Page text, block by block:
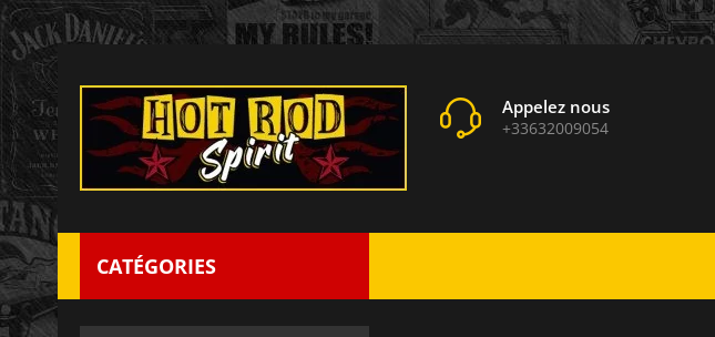
Appelez nous
+33632009054
CATÉGORIES